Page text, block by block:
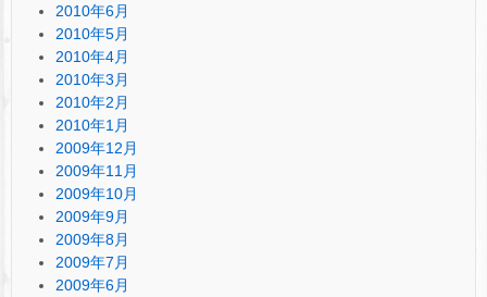
2010年6月
2010年5月
2010年4月
2010年3月
2010年2月
2010年1月
2009年12月
2009年11月
2009年10月
2009年9月
2009年8月
2009年7月
2009年6月